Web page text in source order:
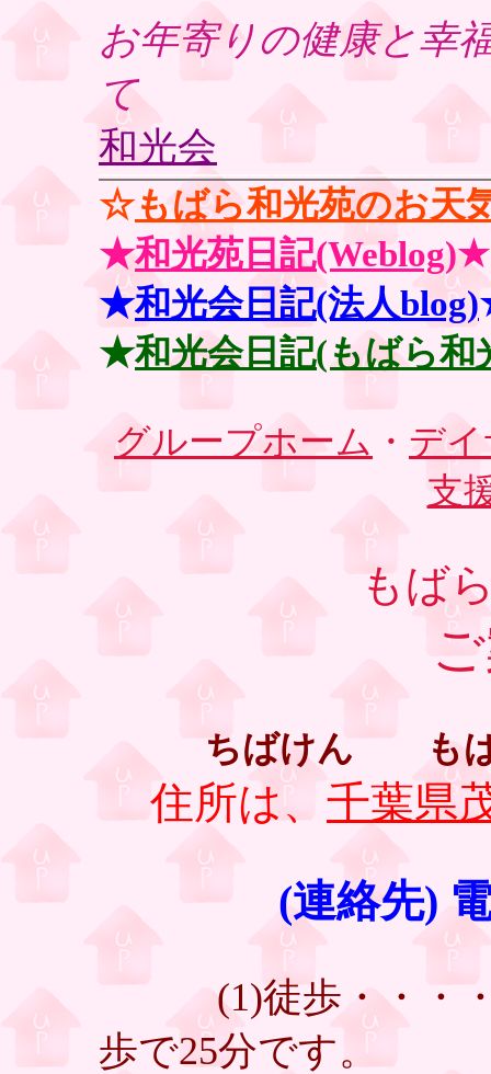
お年寄りの健康と幸
て
和光会
☆もばら和光苑のお天
★和光苑日記(Weblog)★
★和光会日記(法人blog)
★和光会日記(もばら和
グループホーム ・ デ
支
もば
ちばけん
住所は、 千葉県
(連絡先)
(1)徒歩・・・・
歩で25分です。